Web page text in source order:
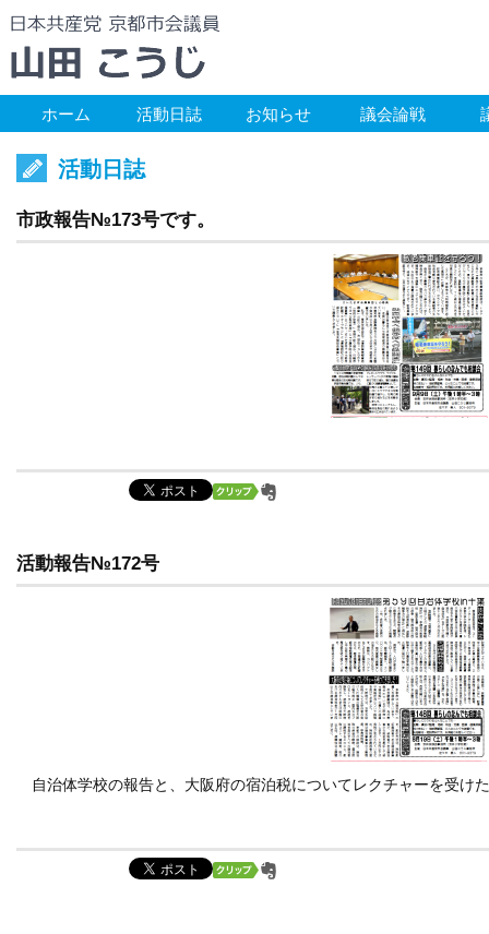
ホーム 活動日誌 お知らせ 議会論戦
活動日誌
市政報告№173号です。
活動報告№172号
自治体学校の報告と、大阪府の宿泊税についてレクチャーを受け